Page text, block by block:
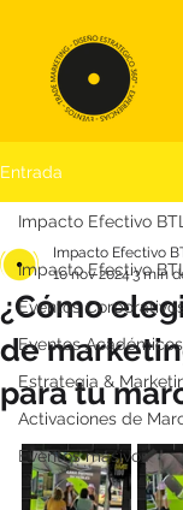
Entrada
Impacto Efectivo
Eventos
Eventos Académicos
Estrategia &
Activaciones de
Eventos masivos
Impacto Efectivo BTL
¿Cómo
de
para tu
Impacto Efectivo
10 nov 20243 min